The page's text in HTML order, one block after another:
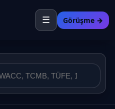
☰ Görüşme →